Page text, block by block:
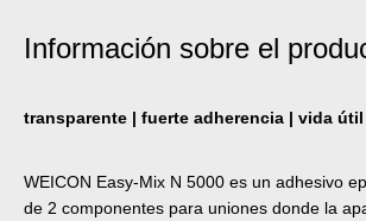
Información sobre el
transparente | fuerte adherencia | vida
WEICON Easy-Mix N 5000 es un adhesivo
de 2 componentes para uniones donde la